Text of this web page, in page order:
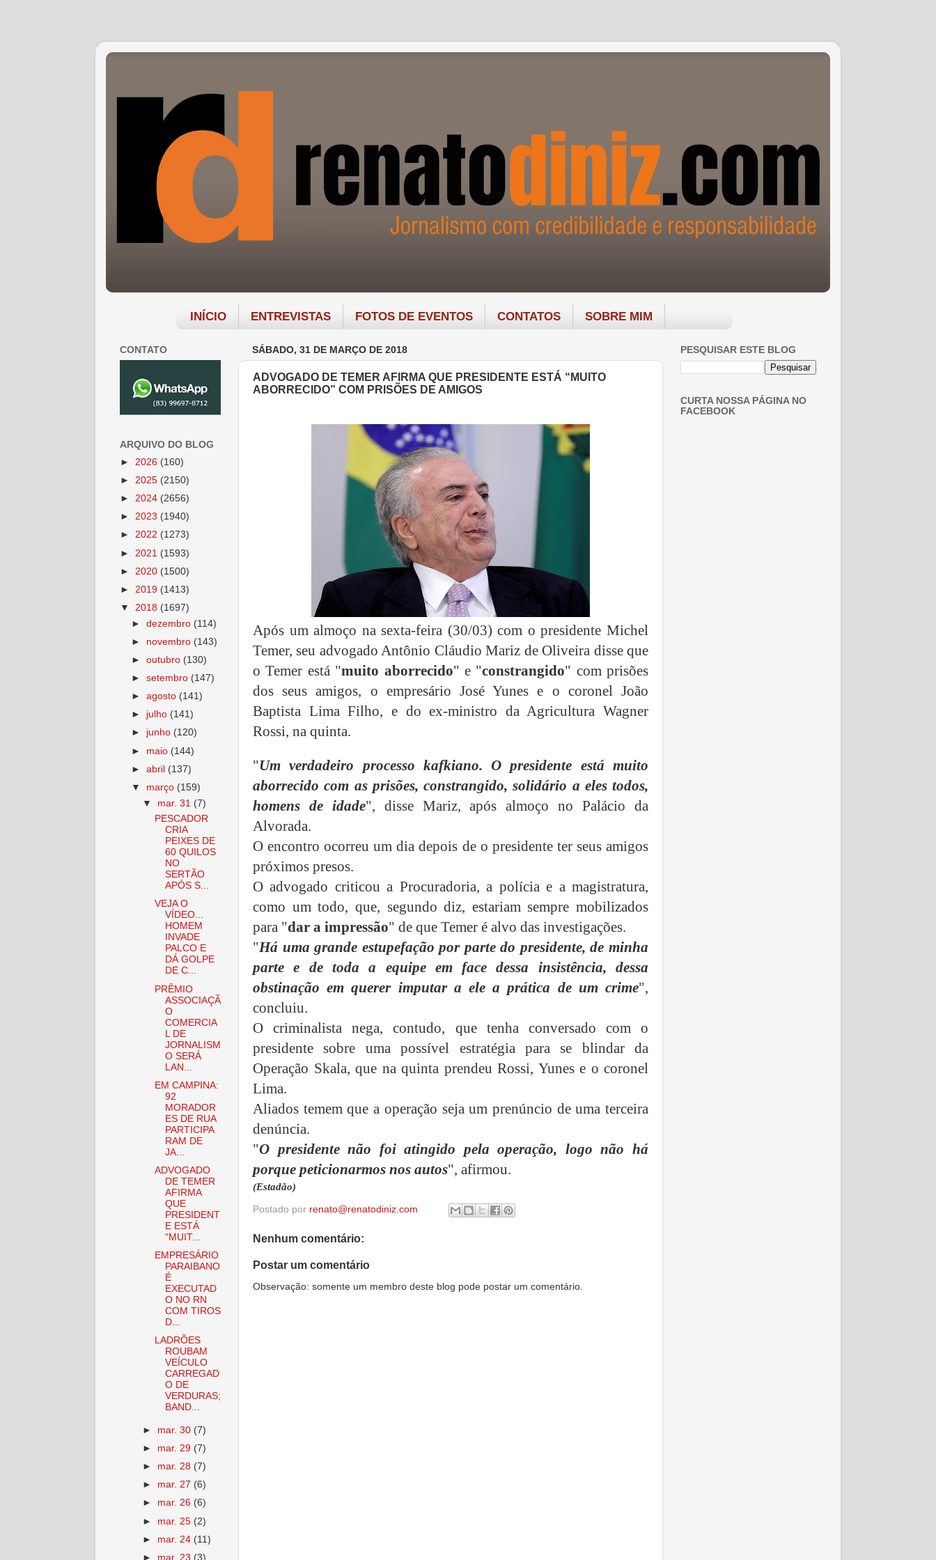
INÍCIO ENTREVISTAS FOTOS DE EVENTOS CONTATOS SOBRE MIM
SÁBADO, 31 DE MARÇO DE 2018
ADVOGADO DE TEMER AFIRMA QUE PRESIDENTE ESTÁ “MUITO
ABORRECIDO” COM PRISÕES DE AMIGOS
Após um almoço na sexta-feira (30/03) com o presidente Michel
Temer, seu advogado Antônio Cláudio Mariz de Oliveira disse que
o Temer está "muito aborrecido" e "constrangido" com prisões
dos seus amigos, o empresário José Yunes e o coronel João
Baptista Lima Filho, e do ex-ministro da Agricultura Wagner
Rossi, na quinta.
"Um verdadeiro processo kafkiano. O presidente está muito
aborrecido com as prisões, constrangido, solidário a eles todos,
homens de idade", disse Mariz, após almoço no Palácio da
Alvorada.
O encontro ocorreu um dia depois de o presidente ter seus amigos
próximos presos.
O advogado criticou a Procuradoria, a polícia e a magistratura,
como um todo, que, segundo diz, estariam sempre mobilizados
para "dar a impressão" de que Temer é alvo das investigações.
"Há uma grande estupefação por parte do presidente, de minha
parte e de toda a equipe em face dessa insistência, dessa
obstinação em querer imputar a ele a prática de um crime",
concluiu.
O criminalista nega, contudo, que tenha conversado com o
presidente sobre uma possível estratégia para se blindar da
Operação Skala, que na quinta prendeu Rossi, Yunes e o coronel
Lima.
Aliados temem que a operação seja um prenúncio de uma terceira
denúncia.
"O presidente não foi atingido pela operação, logo não há
porque peticionarmos nos autos", afirmou.
(Estadão)
Postado por renato@renatodiniz.com
Nenhum comentário:
Postar um comentário
Observação: somente um membro deste blog pode postar um comentário.
CONTATO
ARQUIVO DO BLOG
► 2026 (160)
► 2025 (2150)
► 2024 (2656)
► 2023 (1940)
► 2022 (1273)
► 2021 (1593)
► 2020 (1500)
► 2019 (1413)
▼ 2018 (1697)
►dezembro (114)
► novembro (143)
►outubro (130)
►setembro (147)
►agosto (141)
► julho (141)
► junho (120)
► maio (144)
►abril (137)
▼ março (159)
▼ mar. 31 (7)
PESCADOR
CRIA
PEIXES DE
60 QUILOS
NO
SERTÃO
APÓS S...
VEJA O
VÍDEO...
HOMEM
INVADE
PALCO E
DÁ GOLPE
DE C...
PRÊMIO
ASSOCIAÇÃ
O
COMERCIA
L DE
JORNALISM
O SERÁ
LAN...
EM CAMPINA:
92
MORADOR
ES DE RUA
PARTICIPA
RAM DE
JA...
ADVOGADO
DE TEMER
AFIRMA
QUE
PRESIDENT
E ESTÁ
“MUIT...
EMPRESÁRIO
PARAIBANO
É
EXECUTAD
O NO RN
COM TIROS
D...
LADRÕES
ROUBAM
VEÍCULO
CARREGAD
O DE
VERDURAS;
BAND...
► mar. 30 (7)
► mar. 29 (7)
► mar. 28 (7)
► mar. 27 (6)
► mar. 26 (6)
► mar. 25 (2)
► mar. 24 (11)
► mar. 23 (3)
PESQUISAR ESTE BLOG
CURTA NOSSA PÁGINA NO
FACEBOOK